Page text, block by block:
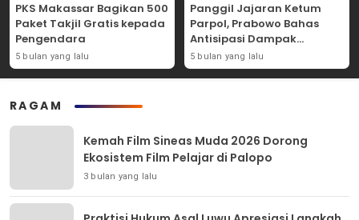
PKS Makassar Bagikan 500
Paket Takjil Gratis kepada
Pengendara
5 bulan yang lalu
Panggil Jajaran Ketum
Parpol, Prabowo Bahas
Antisipasi Dampak
Geopolitik Dunia Usia
Konflik Iran-AS
5 bulan yang lalu
RAGAM
Kemah Film Sineas Muda 2026 Dorong
Ekosistem Film Pelajar di Palopo
3 bulan yang lalu